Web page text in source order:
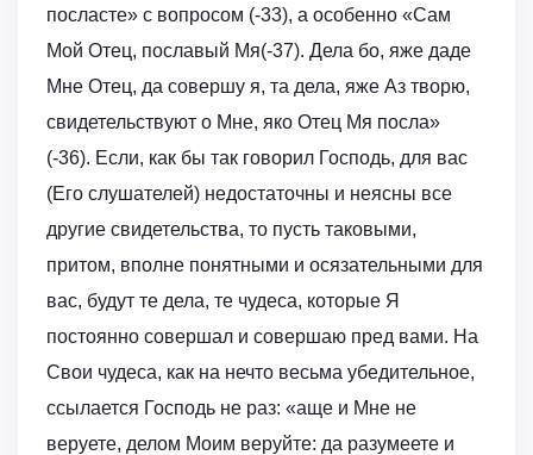
посласте» с вопросом (-33), а особенно «Сам
Мой Отец, пославый Мя(-37). Дела бо, яже даде
Мне Отец, да совершу я, та дела, яже Аз творю,
свидетельствуют о Мне, яко Отец Мя посла»
(-36). Если, как бы так говорил Господь, для вас
(Его слушателей) недостаточны и неясны все
другие свидетельства, то пусть таковыми,
притом, вполне понятными и осязательными для
вас, будут те дела, те чудеса, которые Я
постоянно совершал и совершаю пред вами. На
Свои чудеса, как на нечто весьма убедительное,
ссылается Господь не раз: «аще и Мне не
веруете, делом Моим веруйте: да разумеете и